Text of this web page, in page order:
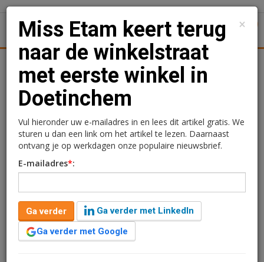
Juridisch | Fiscaal
Miss Etam keert terug
naar de winkelstraat met
eerste winkel in
Doetinchem
×
Miss Etam keert terug
naar de winkelstraat
met eerste winkel in
Doetinchem
Vul hieronder uw e-mailadres in en lees dit artikel gratis. We
sturen u dan een link om het artikel te lezen. Daarnaast
ontvang je op werkdagen onze populaire nieuwsbrief.
E-mailadres*:
Ga verder
Ga verder met LinkedIn
Ga verder met Google